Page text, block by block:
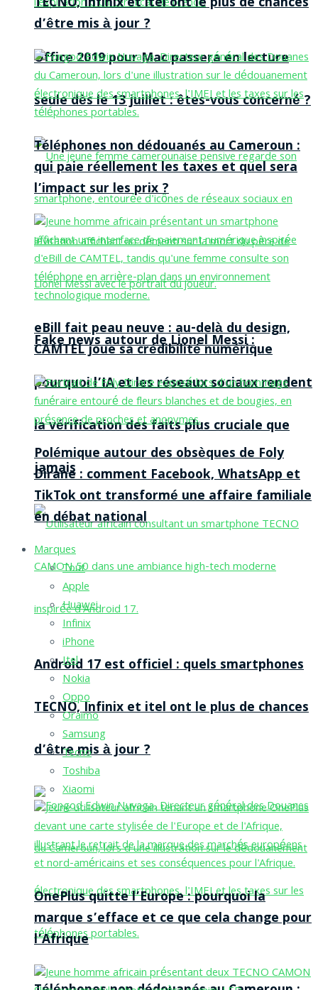
Office 2019 pour Mac passera en lecture
seule dès le 13 juillet : êtes-vous concerné ?
Fake news autour de Lionel Messi :
pourquoi l’IA et les réseaux sociaux rendent
la vérification des faits plus cruciale que
jamais
Android 17 est officiel : quels smartphones
TECNO, Infinix et itel ont le plus de chances
d’être mis à jour ?
d’être mis à jour ?
Téléphones non dédouanés au Cameroun :
qui paie réellement les taxes et quel sera
l’impact sur les prix ?
eBill fait peau neuve : au-delà du design,
CAMTEL joue sa crédibilité numérique
Polémique autour des obsèques de Foly
Dirane : comment Facebook, WhatsApp et
TikTok ont transformé une affaire familiale
en débat national
Marques
Tout
Apple
Huawei
Infinix
iPhone
Itel
Nokia
Oppo
Oraimo
Samsung
Tecno
Toshiba
Xiaomi
OnePlus quitte l’Europe : pourquoi la
marque s’efface et ce que cela change pour
l’Afrique